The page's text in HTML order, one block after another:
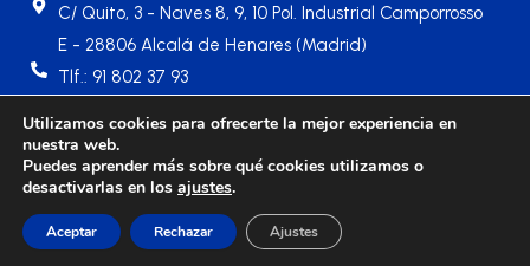
C/ Quito, 3 - Naves 8, 9, 10 Pol. Industrial Camporrosso
E - 28806 Alcalá de Henares (Madrid)
Tlf.: 91 802 37 93
Contacto Portugal: portugal@fritermia.com
©2024 FRITERMIA |Aviso Legal|Política de Privacidad
Política de Cookies
Utilizamos cookies para ofrecerte la mejor experiencia en
nuestra web.
Puedes aprender más sobre qué cookies utilizamos o
desactivarlas en los ajustes.
Aceptar Rechazar Ajustes